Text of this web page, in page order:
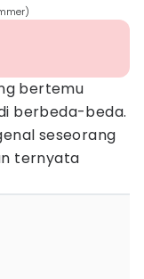
bertemu
berbeda-beda.
seseorang
ternyata